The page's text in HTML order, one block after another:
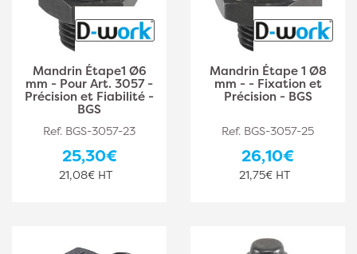
Mandrin Étape1 Ø6
mm - Pour Art. 3057 -
Précision et Fiabilité -
BGS
Ref. BGS-3057-23
25,30€
21,08€ HT
Mandrin Étape 1 Ø8
mm - - Fixation et
Précision - BGS
Ref. BGS-3057-25
26,10€
21,75€ HT